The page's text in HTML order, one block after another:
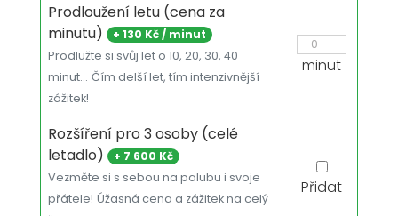
Prodloužení letu (cena za
minutu)
+130 Kč / minut
Prodlužte si svůj let o 10, 20, 30, 40
minut… Čím delší let, tím intenzivnější
zážitek!
minut
Rozšíření pro 3 osoby (celé
letadlo)
+ 7 600 Kč
Vezměte si s sebou na palubu i svoje
přátele! Úžasná cena a zážitek na celý
Přidat